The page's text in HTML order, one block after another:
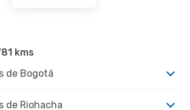
kms
de Bogotá
de Riohacha